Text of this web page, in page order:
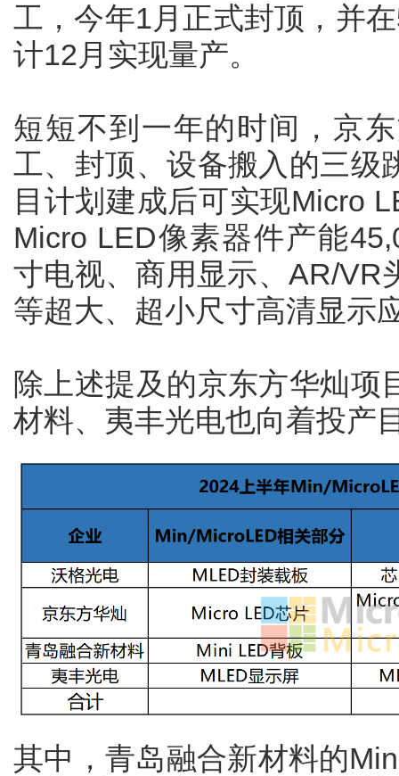
工，今年1月正式封顶，并
计12月实现量产。
短短不到一年的时间，京
工、封顶、设备搬入的三级
目计划建成后可实现Micro
Micro LED像素器件产能
寸电视、商用显示、AR/VR
等超大、超小尺寸高清显示
除上述提及的京东方华灿项
材料、夷丰光电也向着投产
其中，青岛融合新材料的